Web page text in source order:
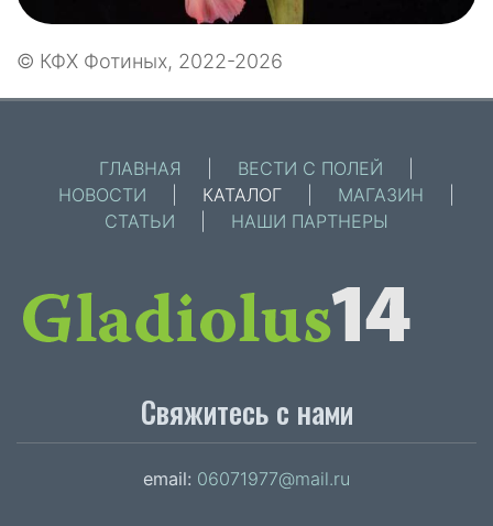
© КФХ Фотиных, 2022-2026
ГЛАВНАЯ ВЕСТИ С ПОЛЕЙ
НОВОСТИ
КАТАЛОГ МАГАЗИН
СТАТЬИ
НАШИ ПАРТНЕРЫ
Свяжитесь с нами
email: 06071977@mail.ru